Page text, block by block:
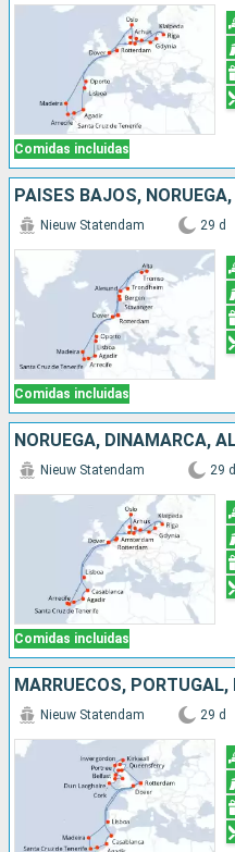
Comidas incluidas
Comidas incluidas
Nieuw Statendam 29 d
Comidas incluidas
Nieuw Statendam 29 d
Nieuw Statendam 29 d